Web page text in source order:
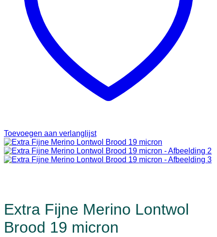
Toevoegen aan verlanglijst
Extra Fijne Merino Lontwol
Brood 19 micron